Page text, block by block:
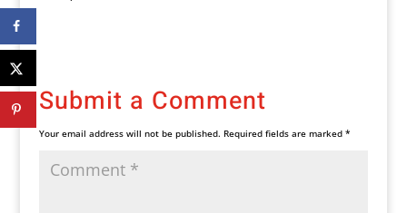
Submit a Comment
Your email address will not be published. Required fields are marked *